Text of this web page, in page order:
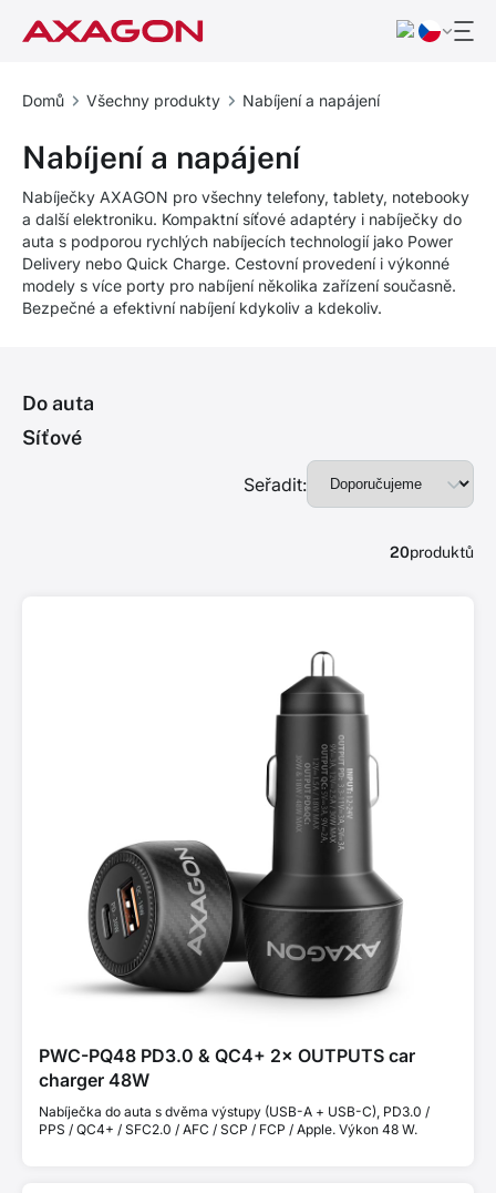
Domů Všechny produkty Nabíjení a napájení
Nabíjení a napájení
Nabíječky AXAGON pro všechny telefony, tablety, notebooky
a další elektroniku. Kompaktní síťové adaptéry i nabíječky do
auta s podporou rychlých nabíjecích technologií jako Power
Delivery nebo Quick Charge. Cestovní provedení i výkonné
modely s více porty pro nabíjení několika zařízení současně.
Bezpečné a efektivní nabíjení kdykoliv a kdekoliv.
Do auta
Síťové
Seřadit:
20produktů
PWC-PQ48 PD3.0 & QC4+ 2× OUTPUTS car
charger 48W
Nabíječka do auta s dvěma výstupy (USB-A + USB-C), PD3.0 /
PPS / QC4+ / SFC2.0 / AFC / SCP / FCP / Apple. Výkon 48 W.